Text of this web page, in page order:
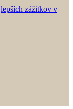
zážitkov v